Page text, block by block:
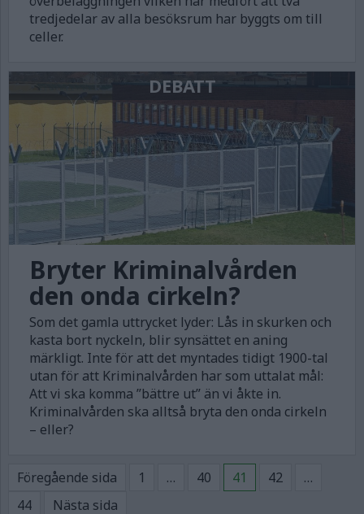
tredjedelar av alla besöksrum har byggts om till
celler.
DEBATT
Bryter Kriminalvården
den onda cirkeln?
Som det gamla uttrycket lyder: Lås in skurken och
kasta bort nyckeln, blir synsättet en aning
märkligt. Inte för att det myntades tidigt 1900-tal
utan för att Kriminalvården har som uttalat mål:
Att vi ska komma ”bättre ut” än vi åkte in.
Kriminalvården ska alltså bryta den onda cirkeln
– eller?
Sidnumrering
för
Föregående sida Sida
1 … Sida
40 Sida
41 Sida
42
…
Sida
44 Nästa sida